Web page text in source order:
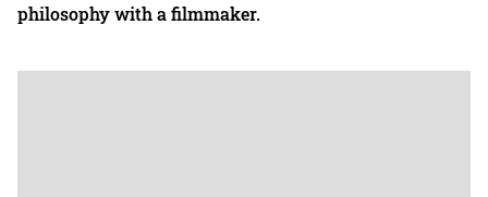
philosophy with a filmmaker.